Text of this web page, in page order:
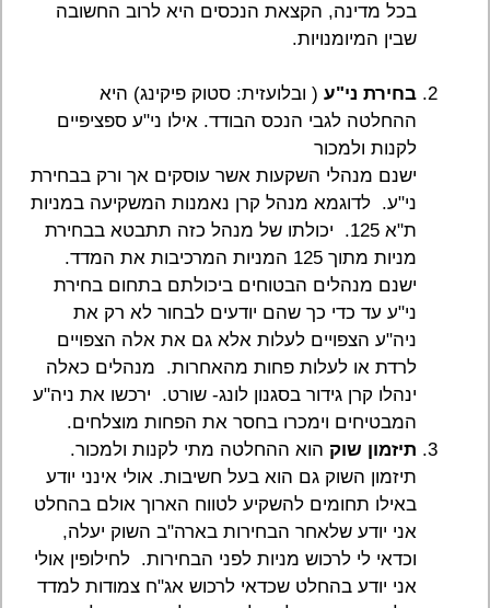
בכל מדינה, הקצאת הנכסים היא לרוב החשובה
שבין המיומנויות.
בחירת ני"ע ( ובלועזית: סטוק פיקינג) היא
ההחלטה לגבי הנכס הבודד. אילו ני"ע ספציפיים
לקנות ולמכור
ישנם מנהלי השקעות אשר עוסקים אך ורק בבחירת
ני"ע. לדוגמא מנהל קרן נאמנות המשקיעה במניות
ת"א 125. יכולתו של מנהל כזה תתבטא בבחירת
מניות מתוך 125 המניות המרכיבות את המדד.
ישנם מנהלים הבטוחים ביכולתם בתחום בחירת
ני"ע עד כדי כך שהם יודעים לבחור לא רק את
ניה"ע הצפויים לעלות אלא גם את אלה הצפויים
לרדת או לעלות פחות מהאחרות. מנהלים כאלה
ינהלו קרן גידור בסגנון לונג- שורט. ירכשו את ניה"ע
המבטיחים וימכרו בחסר את הפחות מוצלחים.
תיזמון שוק הוא ההחלטה מתי לקנות ולמכור.
תיזמון השוק גם הוא בעל חשיבות. אולי אינני יודע
באילו תחומים להשקיע לטווח הארוך אולם בהחלט
אני יודע שלאחר הבחירות בארה"ב השוק יעלה,
וכדאי לי לרכוש מניות לפני הבחירות. לחילופין אולי
אני יודע בהחלט שכדאי לרכוש אג"ח צמודות למדד